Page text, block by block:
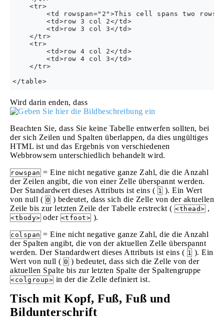
    <tr>
<td rowspan="2">This cell spans two
        <td>row 3 col 2</td>
        <td>row 3 col 3</td>
    </tr>
    <tr>
        <td>row 4 col 2</td>
        <td>row 4 col 3</td>
    </tr>
Wird darin enden, dass
Beachten Sie, dass Sie keine Tabelle entwerfen sollten, bei
der sich Zeilen und Spalten überlappen, da dies ungültiges
HTML ist und das Ergebnis von verschiedenen
Webbrowsern unterschiedlich behandelt wird.
rowspan = Eine nicht negative ganze Zahl, die die Anzahl
der Zeilen angibt, die von einer Zelle überspannt werden.
Der Standardwert dieses Attributs ist eins ( 1 ). Ein Wert
von null ( 0 ) bedeutet, dass sich die Zelle von der aktuellen
Zeile bis zur letzten Zeile der Tabelle erstreckt ( <thead> ,
<tbody> oder <tfoot> ).
colspan = Eine nicht negative ganze Zahl, die die Anzahl
der Spalten angibt, die von der aktuellen Zelle überspannt
werden. Der Standardwert dieses Attributs ist eins ( 1 ). Ein
Wert von null ( 0 ) bedeutet, dass sich die Zelle von der
aktuellen Spalte bis zur letzten Spalte der Spaltengruppe
<colgroup> in der die Zelle definiert ist.
Tisch mit Kopf, Fuß, Fuß und
Bildunterschrift